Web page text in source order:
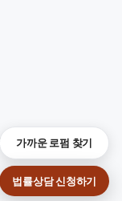
침가까운 로펌 찾기
법률상담 신청하기